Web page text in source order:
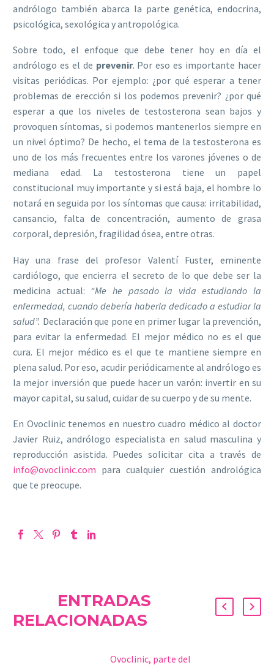
andrólogo también abarca la parte genética, endocrina,
psicológica, sexológica y antropológica.
Sobre todo, el enfoque que debe tener hoy en día el
andrólogo es el de prevenir. Por eso es importante hacer
visitas periódicas. Por ejemplo: ¿por qué esperar a tener
problemas de erección si los podemos prevenir? ¿por qué
esperar a que los niveles de testosterona sean bajos y
provoquen síntomas, si podemos mantenerlos siempre en
un nivel óptimo? De hecho, el tema de la testosterona es
uno de los más frecuentes entre los varones jóvenes o de
mediana edad. La testosterona tiene un papel
constitucional muy importante y si está baja, el hombre lo
notará en seguida por los síntomas que causa: irritabilidad,
cansancio, falta de concentración, aumento de grasa
corporal, depresión, fragilidad ósea, entre otras.
Hay una frase del profesor Valentí Fuster, eminente
cardiólogo, que encierra el secreto de lo que debe ser la
medicina actual: “Me he pasado la vida estudiando la
enfermedad, cuando debería haberla dedicado a estudiar la
salud”. Declaración que pone en primer lugar la prevención,
para evitar la enfermedad. El mejor médico no es el que
cura. El mejor médico es el que te mantiene siempre en
plena salud. Por eso, acudir periódicamente al andrólogo es
la mejor inversión que puede hacer un varón: invertir en su
mayor capital, su salud, cuidar de su cuerpo y de su mente.
En Ovoclinic tenemos en nuestro cuadro médico al doctor
Javier Ruiz, andrólogo especialista en salud masculina y
reproducción asistida. Puedes solicitar cita a través de
info@ovoclinic.com para cualquier cuestión andrológica
que te preocupe.
ENTRADAS
RELACIONADAS
Ovoclinic, parte del